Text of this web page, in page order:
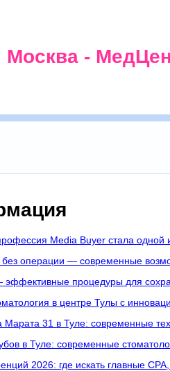
Москва -
Media Buyer стала одной
операции — современные
процедуры для
в центре Тулы с
31 в Туле: современные
в Туле: современные
2026: где искать главные